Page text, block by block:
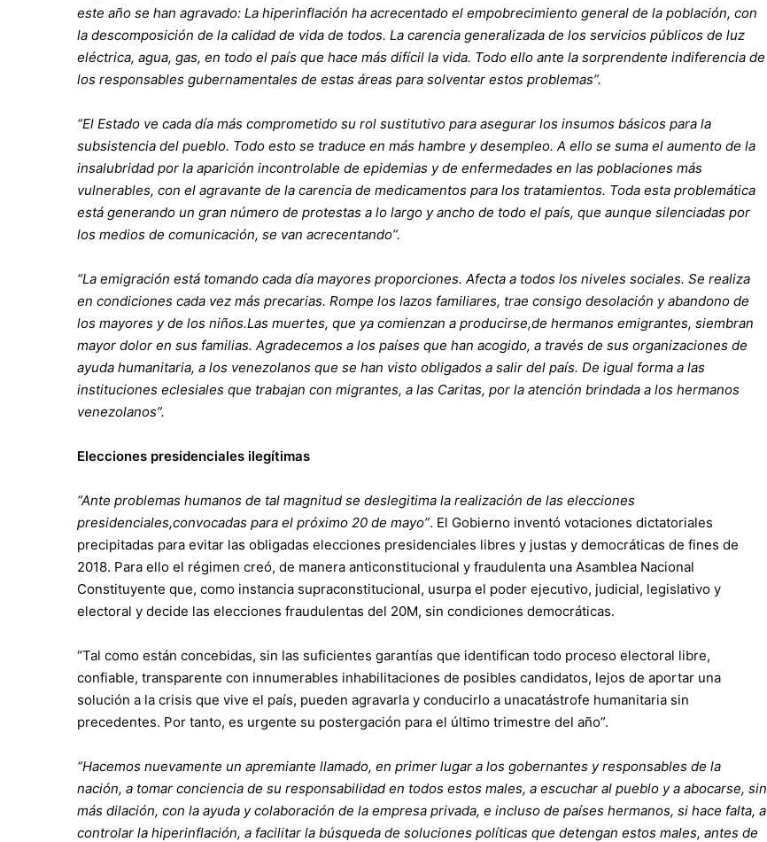
este año se han agravado: La hiperinflación ha acrecentado el empobrecimiento general de la población, con
la descomposición de la calidad de vida de todos. La carencia generalizada de los servicios públicos de luz
eléctrica, agua, gas, en todo el país que hace más difícil la vida. Todo ello ante la sorprendente indiferencia de
los responsables gubernamentales de estas áreas para solventar estos problemas”.
“El Estado ve cada día más comprometido su rol sustitutivo para asegurar los insumos básicos para la
subsistencia del pueblo. Todo esto se traduce en más hambre y desempleo. A ello se suma el aumento de la
insalubridad por la aparición incontrolable de epidemias y de enfermedades en las poblaciones más
vulnerables, con el agravante de la carencia de medicamentos para los tratamientos. Toda esta problemática
está generando un gran número de protestas a lo largo y ancho de todo el país, que aunque silenciadas por
los medios de comunicación, se van acrecentando”.
“La emigración está tomando cada día mayores proporciones. Afecta a todos los niveles sociales. Se realiza
en condiciones cada vez más precarias. Rompe los lazos familiares, trae consigo desolación y abandono de
los mayores y de los niños.Las muertes, que ya comienzan a producirse,de hermanos emigrantes, siembran
mayor dolor en sus familias. Agradecemos a los países que han acogido, a través de sus organizaciones de
ayuda humanitaria, a los venezolanos que se han visto obligados a salir del país. De igual forma a las
instituciones eclesiales que trabajan con migrantes, a las Caritas, por la atención brindada a los hermanos
venezolanos”.
Elecciones presidenciales ilegítimas
“Ante problemas humanos de tal magnitud se deslegitima la realización de las elecciones
presidenciales,convocadas para el próximo 20 de mayo”. El Gobierno inventó votaciones dictatoriales
precipitadas para evitar las obligadas elecciones presidenciales libres y justas y democráticas de fines de
2018. Para ello el régimen creó, de manera anticonstitucional y fraudulenta una Asamblea Nacional
Constituyente que, como instancia supraconstitucional, usurpa el poder ejecutivo, judicial, legislativo y
electoral y decide las elecciones fraudulentas del 20M, sin condiciones democráticas.
“Tal como están concebidas, sin las suficientes garantías que identifican todo proceso electoral libre,
confiable, transparente con innumerables inhabilitaciones de posibles candidatos, lejos de aportar una
solución a la crisis que vive el país, pueden agravarla y conducirlo a unacatástrofe humanitaria sin
precedentes. Por tanto, es urgente su postergación para el último trimestre del año”.
“Hacemos nuevamente un apremiante llamado, en primer lugar a los gobernantes y responsables de la
nación, a tomar conciencia de su responsabilidad en todos estos males, a escuchar al pueblo y a abocarse, sin
más dilación, con la ayuda y colaboración de la empresa privada, e incluso de países hermanos, si hace falta, a
controlar la hiperinflación, a facilitar la búsqueda de soluciones políticas que detengan estos males, antes de